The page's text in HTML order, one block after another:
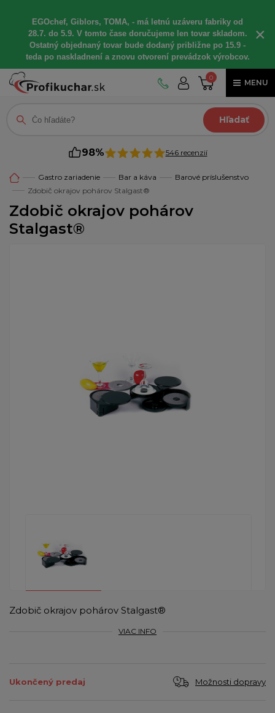
EGOchef, Giblors, TOMA, - má letnú uzáveru fabriky od
28.7. do 5.9. V tomto čase doručujeme len tovar skladom.
Ostatný objednaný tovar bude dodaný približne po 15.9 -
teda po naskladnení a znovu otvorení prevádzok výrobcov.
×
0
MENU
Hľadať
98% 546 recenzií
Gastro zariadenie Bar a káva
Barové príslušenstvo
Zdobič okrajov pohárov Stalgast®
Zdobič okrajov pohárov
Stalgast®
Zdobič okrajov pohárov Stalgast®
VIAC INFO
Ukončený predaj Možnosti dopravy